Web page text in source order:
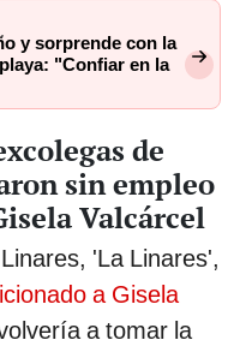
y sorprende con la
"Confiar en la
de
sin empleo
Valcárcel
'La Linares',
a Gisela
a tomar la